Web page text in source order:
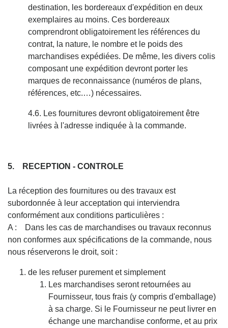
destination, les bordereaux d'expédition en deux
exemplaires au moins. Ces bordereaux
comprendront obligatoirement les références du
contrat, la nature, le nombre et le poids des
marchandises expédiées. De même, les divers colis
composant une expédition devront porter les
marques de reconnaissance (numéros de plans,
références, etc.…) nécessaires.
4.6. Les fournitures devront obligatoirement être
livrées à l'adresse indiquée à la commande.
5. RECEPTION - CONTROLE
La réception des fournitures ou des travaux est
subordonnée à leur acceptation qui interviendra
conformément aux conditions particulières :
A : Dans les cas de marchandises ou travaux reconnus
non conformes aux spécifications de la commande, nous
nous réserverons le droit, soit :
de les refuser purement et simplement
Les marchandises seront retournées au
Fournisseur, tous frais (y compris d'emballage)
à sa charge. Si le Fournisseur ne peut livrer en
échange une marchandise conforme, et au prix